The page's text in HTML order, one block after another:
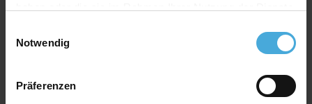
Notwendig
Präferenzen
AlphaUVplus- WhiteAlpha
“ steht für einen hoch weißen
Basiskarton aus 100% Alphazellulose.
erhalten durch den weißen Schrägschnitt eine klare
abgrenzende Optik.